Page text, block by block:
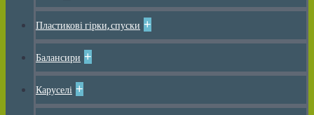
Пластикові гірки, спуски +
Балансири +
Каруселі +